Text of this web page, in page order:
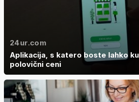
24ur.com
Aplikacija, s katero boste lahko
polovični ceni